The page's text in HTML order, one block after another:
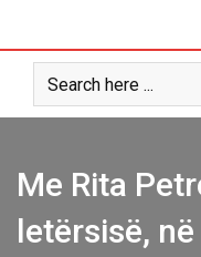
content
Me Rita
letërsisë,